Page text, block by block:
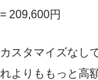
= 209,600円
カスタマイズなし
れよりももっと高